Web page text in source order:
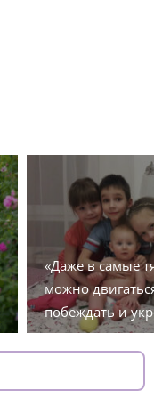
«Даже в самые
можно
побеждать и